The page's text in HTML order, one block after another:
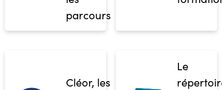
parcours
Cléor, les
Le